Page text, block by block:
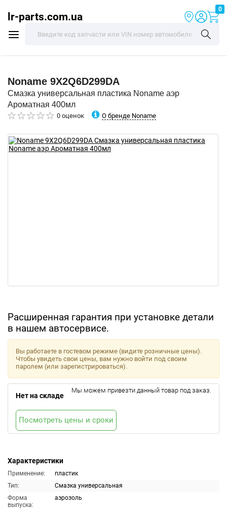
lr-parts.com.ua
0
Noname 9X2Q6D299DA
Смазка универсальная пластика Noname аэр
Ароматная 400мл
0 оценок О бренде Noname
Расширенная гарантия при установке детали
в нашем автосервисе.
Характеристики
Применение:
пластик
Тип:
Смазка универсальная
Форма
выпуска:
аэрозоль
Вы работаете в гостевом режиме (видите розничные цены).
Чтобы увидеть свои цены, вам нужно войти под своим
паролем (или зарегистрироваться).
Нет на складе
Мы можем привезти данный товар под заказ.
Посмотреть цены и сроки